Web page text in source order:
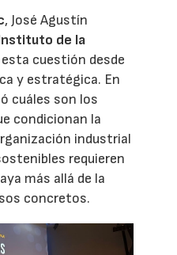
, José Agustín
de la
esta cuestión desde
y estratégica. En
cuáles son los
condicionan la
industrial
requieren
más allá de la
concretos.